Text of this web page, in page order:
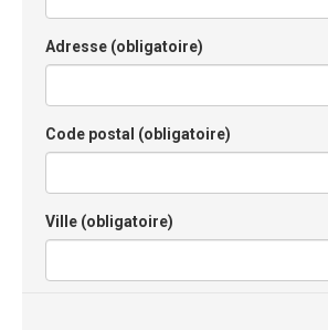
Adresse (obligatoire)
Code postal (obligatoire)
Ville (obligatoire)